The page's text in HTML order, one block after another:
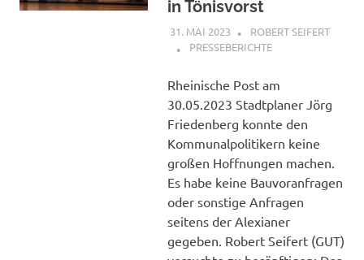
in Tönisvorst
31. MAI 2023
ROBERT SEIFERT
PRESSEBERICHTE
Rheinische Post am
30.05.2023 Stadtplaner Jörg
Friedenberg konnte den
Kommunalpolitikern keine
großen Hoffnungen machen.
Es habe keine Bauvoranfragen
oder sonstige Anfragen
seitens der Alexianer
gegeben. Robert Seifert (GUT)